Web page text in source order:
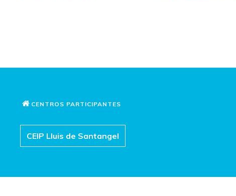
CENTROS PARTICIPANTES
CEIP Lluis de Santangel